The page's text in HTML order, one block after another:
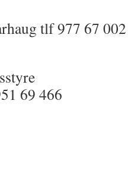
tlf 977 67 002
69 466